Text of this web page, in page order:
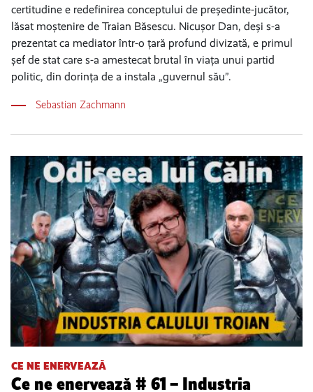
certitudine e redefinirea conceptului de președinte-jucător,
lăsat moștenire de Traian Băsescu. Nicușor Dan, deși s-a
prezentat ca mediator într-o țară profund divizată, e primul
șef de stat care s-a amestecat brutal în viața unui partid
politic, din dorința de a instala „guvernul său”.
Sebastian Zachmann
CE NE ENERVEAZĂ
Ce ne enervează # 61 – Industria